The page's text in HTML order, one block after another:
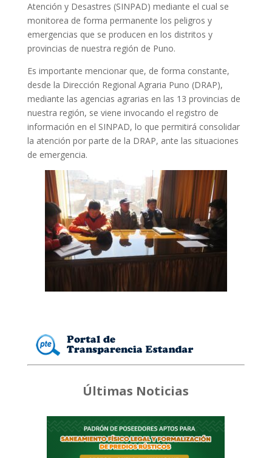
Atención y Desastres (SINPAD) mediante el cual se
monitorea de forma permanente los peligros y
emergencias que se producen en los distritos y
provincias de nuestra región de Puno.
Es importante mencionar que, de forma constante,
desde la Dirección Regional Agraria Puno (DRAP),
mediante las agencias agrarias en las 13 provincias de
nuestra región, se viene invocando el registro de
información en el SINPAD, lo que permitirá consolidar
la atención por parte de la DRAP, ante las situaciones
de emergencia.
Últimas Noticias